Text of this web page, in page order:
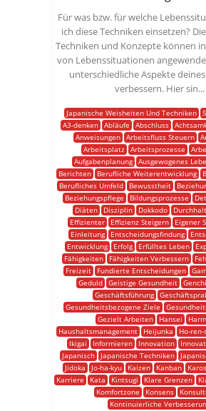
Für was bzw. für welche
ich diese Techniken einsetzen?
Techniken und Konzepte können
von Lebenssituationen
unterschiedliche Aspekte
verbessern. Hier sin...
Japanische Weisheiten Und Techniken
A3-denken
Abläufe Abschluss
Anweisungen
Arbeitsfluss Steuern
Arbeitsplatz Arbeitsprozesse
Aufgabenplanung
Ausgewogenes
Berichten
Berufliche Weiterentwicklung
Berufliches Umfeld
Bewusstheit
Beziehungspflege
Bildungsprozesse
Diäten
Disziplin Dokkodo
Effizienter
Effizienz Steigern Eigener
Einleitung
Entscheidungsfindung
Entwicklung
Erfolg Erfülltes Leben
Fähigkeiten
Fähigkeiten Verbessern
Freizeit
Fundierte Entscheidungen
Geduld
Geistige Gesundheit
Geschäftsführung
Gesundheitsbezogene Ziele
Gezielt Arbeiten
Hansei
Haushaltsmanagement
Heijunka Ho-ren-
Ikigai
Informieren Innovation
Japanisch
Japanische Techniken
Jidoka
Jo-ha-kyu Kaizen Kanban
Karriere
Kata Kintsugi Klare Grenzen
Komfortzone
Konsens
Kontinuierliche